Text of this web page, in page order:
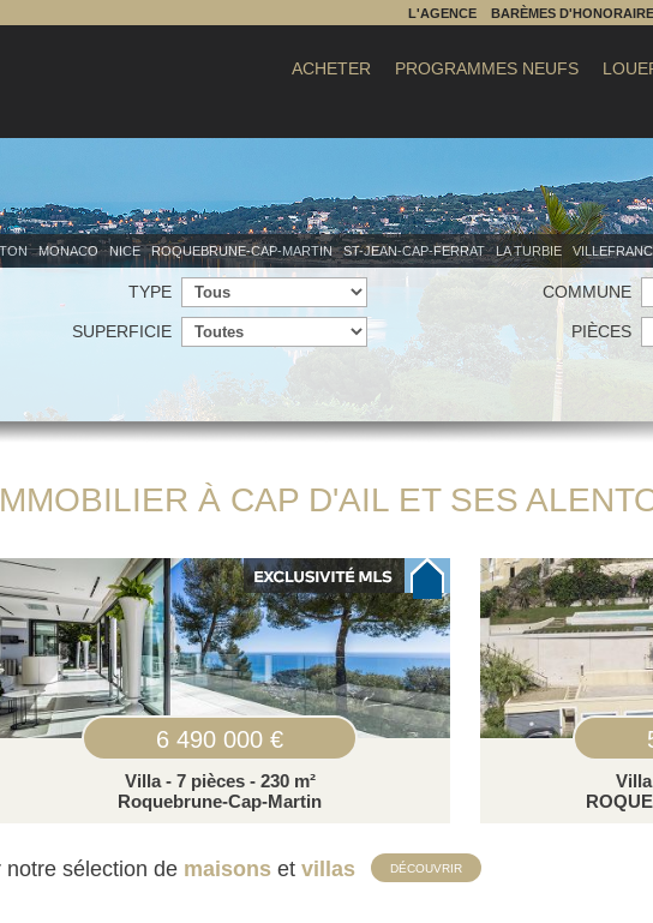
L'AGENCE BARÈMES
ACHETER PROGRAMMES NEUFS
MONACO NICE ROQUEBRUNE-CAP-MARTIN ST-JEAN-CAP-FERRAT LA TURBIE
TYPE COMMUNE
SUPERFICIE PIÈCES
À CAP D'AIL ET SES
6 490 000 €
Villa - 7 pièces - 230 m²
Roquebrune-Cap-Martin
notre sélection de maisons etvillas DÉCOUVRIR